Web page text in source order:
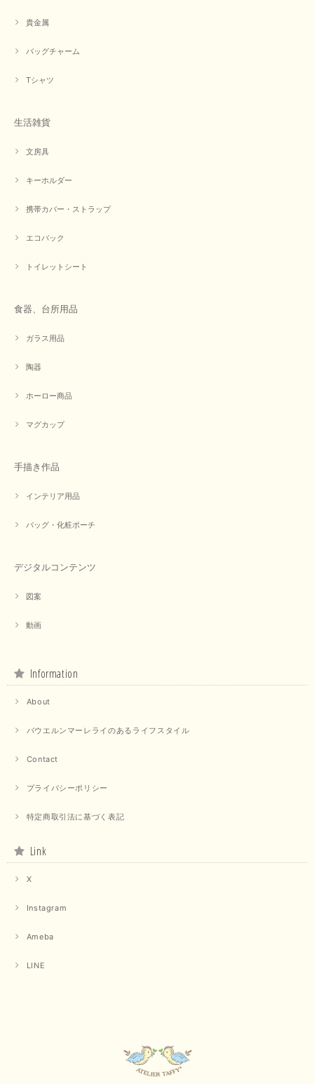
貴金属
バッグチャーム
Tシャツ
生活雑貨
文房具
キーホルダー
携帯カバー・ストラップ
エコバック
トイレットシート
食器、台所用品
ガラス用品
陶器
ホーロー商品
マグカップ
手描き作品
インテリア用品
バッグ・化粧ポーチ
デジタルコンテンツ
図案
動画
Information
About
バウエルンマーレライのあるライフスタイル
Contact
プライバシーポリシー
特定商取引法に基づく表記
Link
X
Instagram
Ameba
LINE